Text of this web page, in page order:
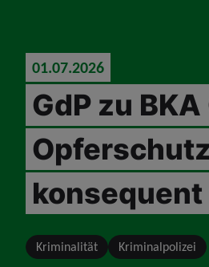
01.07.2026
GdP zu
Kriminalität Kriminalpolizei